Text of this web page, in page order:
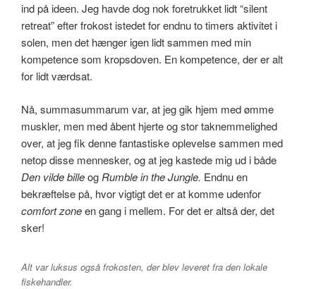
ind på ideen. Jeg havde dog nok foretrukket lidt “silent
retreat” efter frokost istedet for endnu to timers aktivitet i
solen, men det hænger igen lidt sammen med min
kompetence som kropsdoven. En kompetence, der er alt
for lidt værdsat.
Nå, summasummarum var, at jeg gik hjem med ømme
muskler, men med åbent hjerte og stor taknemmelighed
over, at jeg fik denne fantastiske oplevelse sammen med
netop disse mennesker, og at jeg kastede mig ud i både
Den vilde billeog Rumble in the Jungle. Endnu en
bekræftelse på, hvor vigtigt det er at komme udenfor
comfort zoneen gang i mellem. For det er altså der, det
sker!
Alt var luksus også frokosten, der blev leveret fra den lokale
fiskehandler.